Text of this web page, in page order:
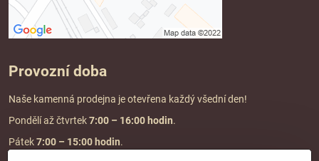
Provozní doba
Naše kamenná prodejna je otevřena každý všední den!
Pondělí až čtvrtek7:00 – 16:00 hodin.
Pátek7:00 – 15:00 hodin.